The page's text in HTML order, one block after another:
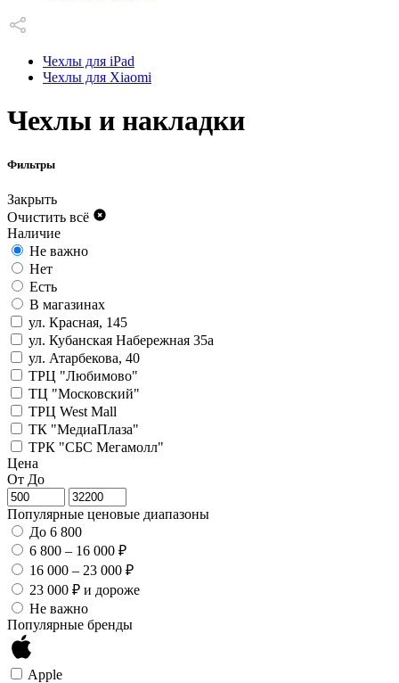
Чехлы для iPad
Чехлы для Xiaomi
Чехлы и накладки
Фильтры
Закрыть
Очистить всё
Наличие
Не важно
Нет
Есть
В магазинах
ул. Красная, 145
ул. Кубанская Набережная 35а
ул. Атарбекова, 40
ТРЦ "Любимово"
ТЦ "Московский"
ТРЦ West Mall
ТК "МедиаПлаза"
ТРК "СБС Мегамолл"
Цена
От До
Популярные ценовые диапазоны
До 6 800
6 800 – 16 000 ₽
16 000 – 23 000 ₽
23 000 ₽ и дороже
Не важно
Популярные бренды
Apple